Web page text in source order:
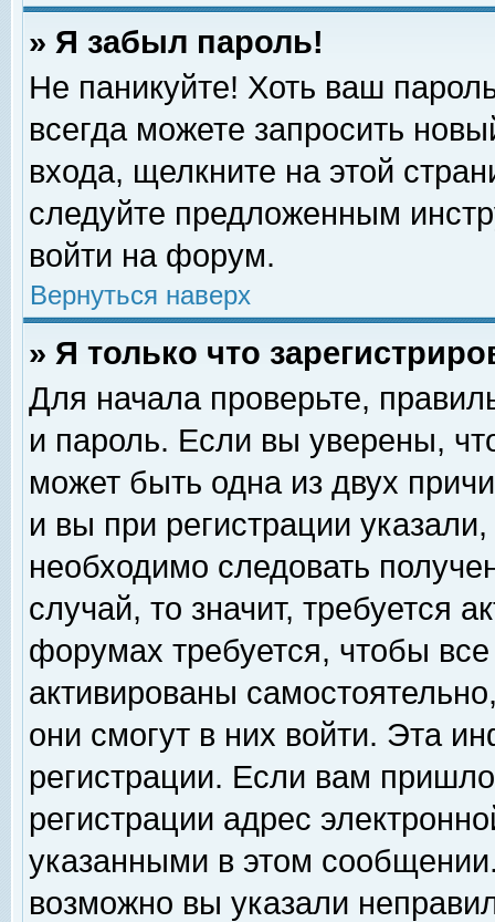
» Я забыл пароль!
Не паникуйте! Хоть ваш
всегда можете запросить
входа, щелкните на этой
следуйте предложенным
войти на форум.
Вернуться наверх
» Я только что
Для начала проверьте,
и пароль. Если вы уверены,
может быть одна из двух
и вы при регистрации
необходимо следовать
случай, то значит, требуется
форумах требуется, чтобы
активированы
они смогут в них войти. Эта
регистрации. Если вам
регистрации адрес
указанными в этом
возможно вы указали